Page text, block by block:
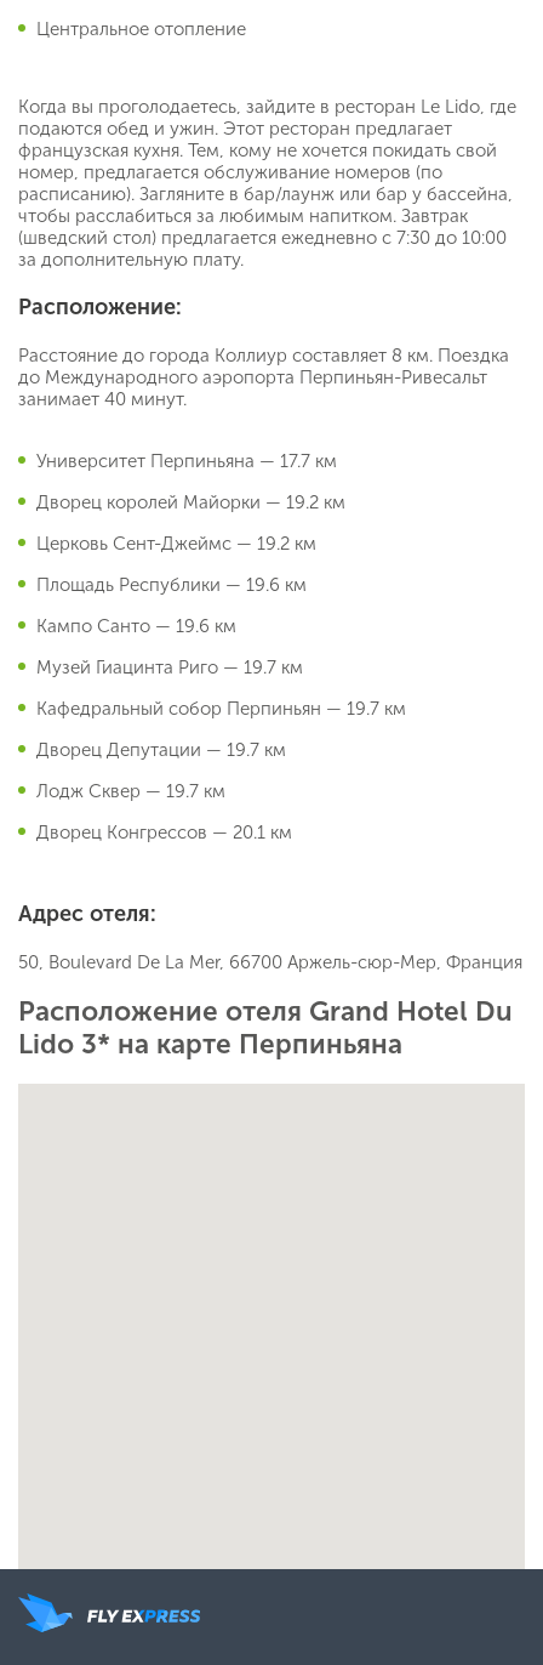
Центральное отопление
Когда вы проголодаетесь, зайдите в ресторан Le Lido, где
подаются обед и ужин. Этот ресторан предлагает
французская кухня. Тем, кому не хочется покидать свой
номер, предлагается обслуживание номеров (по
расписанию). Загляните в бар/лаунж или бар у бассейна,
чтобы расслабиться за любимым напитком. Завтрак
(шведский стол) предлагается ежедневно с 7:30 до 10:00
за дополнительную плату.
Расположение:
Расстояние до города Коллиур составляет 8 км. Поездка
до Международного аэропорта Перпиньян-Ривесальт
занимает 40 минут.
Университет Перпиньяна — 17.7 км
Дворец королей Майорки — 19.2 км
Церковь Сент-Джеймс — 19.2 км
Площадь Республики — 19.6 км
Кампо Санто — 19.6 км
Музей Гиацинта Риго — 19.7 км
Кафедральный собор Перпиньян — 19.7 км
Дворец Депутации — 19.7 км
Лодж Сквер — 19.7 км
Дворец Конгрессов — 20.1 км
Адрес отеля:
50, Boulevard De La Mer, 66700 Аржель-сюр-Мер, Франция
Расположение отеля Grand Hotel Du
Lido 3* на карте Перпиньяна